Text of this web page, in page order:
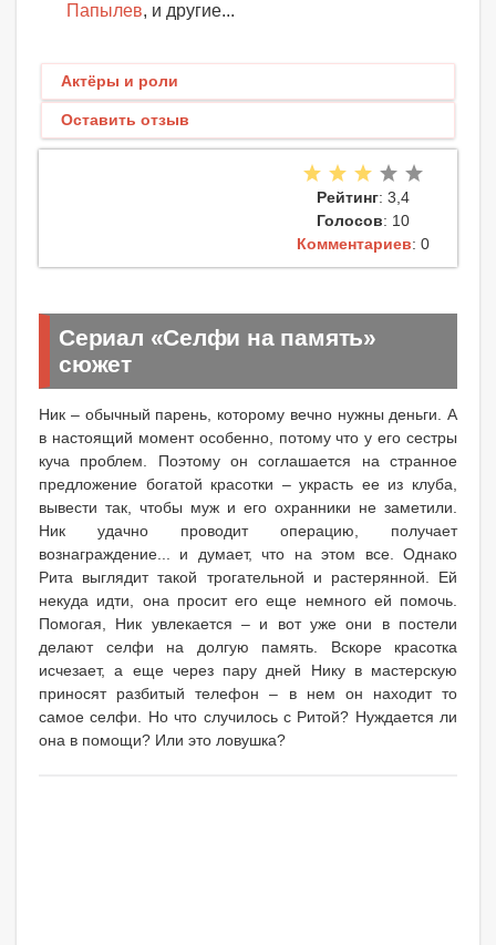
Папылев, и другие...
Актёры и роли
Оставить отзыв
Рейтинг: 3,4
Голосов: 10
Комментариев: 0
Сериал «Селфи на память»
сюжет
Ник – обычный парень, которому вечно нужны деньги. А
в настоящий момент особенно, потому что у его сестры
куча проблем. Поэтому он соглашается на странное
предложение богатой красотки – украсть ее из клуба,
вывести так, чтобы муж и его охранники не заметили.
Ник удачно проводит операцию, получает
вознаграждение... и думает, что на этом все. Однако
Рита выглядит такой трогательной и растерянной. Ей
некуда идти, она просит его еще немного ей помочь.
Помогая, Ник увлекается – и вот уже они в постели
делают селфи на долгую память. Вскоре красотка
исчезает, а еще через пару дней Нику в мастерскую
приносят разбитый телефон – в нем он находит то
самое селфи. Но что случилось с Ритой? Нуждается ли
она в помощи? Или это ловушка?